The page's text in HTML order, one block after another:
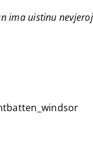
ima uistinu